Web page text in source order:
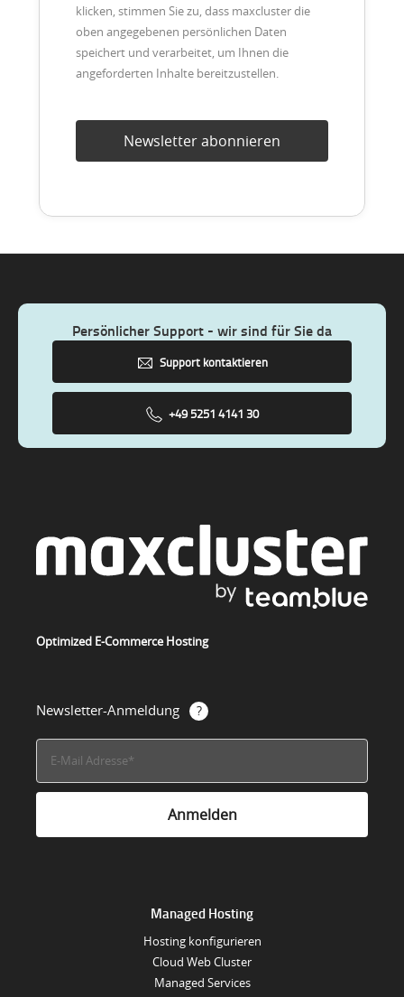
klicken, stimmen Sie zu, dass maxcluster die
oben angegebenen persönlichen Daten
speichert und verarbeitet, um Ihnen die
angeforderten Inhalte bereitzustellen.
Persönlicher Support - wir sind für Sie da
Support kontaktieren
+49 5251 4141 30
Optimized E-Commerce Hosting
Newsletter-Anmeldung
Managed Hosting
Hosting konfigurieren
Cloud Web Cluster
Managed Services